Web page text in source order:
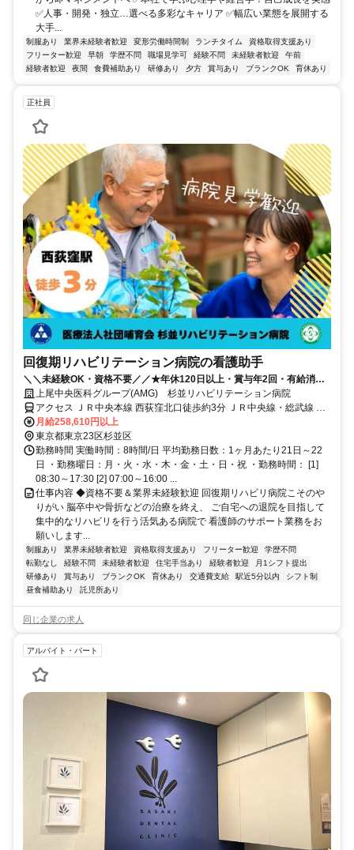
✅人事・開発・独立…選べる多彩なキャリア ✅幅広い業態を展開する
大手...
制服あり 業界未経験者歓迎 変形労働時間制 ランチタイム
資格取得支援あり
フリーター歓迎
早朝 学歴不問 職場見学可 経験不問 未経験者歓迎
午前
経験者歓迎
夜間 食費補助あり 研修あり 夕方 賞与あり ブランクOK 育休あり
正社員
回復期リハビリテーション病院の看護助手
＼＼未経験OK・資格不要／／★年休120日以上・賞与年2回・有給消化
率8割以上！西荻窪駅より徒歩3分♪
上尾中央医科グループ(AMG) 杉並リハビリテーション病院
アクセス ＪＲ中央本線 西荻窪北口徒歩約3分 ＪＲ中央線・総武線 西
荻窪駅北口より徒歩約3分
月給258,610円以上
東京都東京23区杉並区
勤務時間 実働時間：8時間/日 平均勤務日数：1ヶ月あたり21日～22
日 ・勤務曜日：月・火・水・木・金・土・日・祝 ・勤務時間： [1]
08:30～17:30 [2] 07:00～16:00 ...
仕事内容 ◆資格不要＆業界未経験歓迎 回復期リハビリ病院こそのや
りがい 脳卒中や骨折などの治療を終え、 ご自宅への退院を目指して
集中的なリハビリを行う活気ある病院で 看護師のサポート業務をお
願いします...
制服あり 業界未経験者歓迎 資格取得支援あり フリーター歓迎
学歴不問
転勤なし
経験不問 未経験者歓迎 住宅手当あり 経験者歓迎
月1シフト提出
研修あり
賞与あり ブランクOK 育休あり 交通費支給 駅近5分以内
シフト制
昼食補助あり
託児所あり
同じ企業の求人
アルバイト・パート